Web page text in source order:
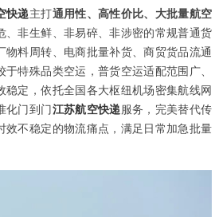
快递 主打通用性、高性价比、大批量航空
、非生鲜、非易碎、非涉密的常规普通货
物料周转、电商批量补货、商贸货品流通
特殊品类空运，普货空运适配范围广、
稳定，依托全国各大枢纽机场密集航线网
化门到门 江苏航空快递 服务，完美替代传
效不稳定的物流痛点，满足日常加急批量